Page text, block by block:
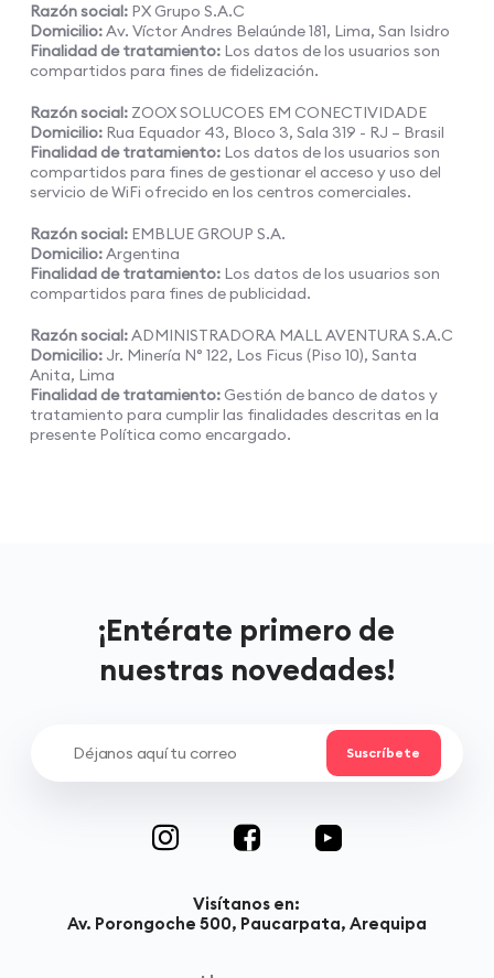
Razón social:PX Grupo S.A.C
Domicilio:Av. Víctor Andres Belaúnde 181, Lima, San Isidro
Finalidad de tratamiento:Los datos de los usuarios son
compartidos para fines de fidelización.
Razón social:ZOOX SOLUCOES EM CONECTIVIDADE
Domicilio:Rua Equador 43, Bloco 3, Sala 319 - RJ – Brasil
Finalidad de tratamiento:Los datos de los usuarios son
compartidos para fines de gestionar el acceso y uso del
servicio de WiFi ofrecido en los centros comerciales.
Razón social:EMBLUE GROUP S.A.
Domicilio:Argentina
Finalidad de tratamiento:Los datos de los usuarios son
compartidos para fines de publicidad.
Razón social:ADMINISTRADORA MALL AVENTURA S.A.C
Domicilio: Jr. Minería N° 122, Los Ficus (Piso 10), Santa
Anita, Lima
Finalidad de tratamiento: Gestión de banco de datos y
tratamiento para cumplir las finalidades descritas en la
presente Política como encargado.
¡Entérate primero de
nuestras novedades!
Visítanos en:
Av. Porongoche 500, Paucarpata, Arequipa